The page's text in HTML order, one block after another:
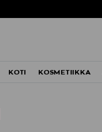
KOTI KOSMETIIKKA